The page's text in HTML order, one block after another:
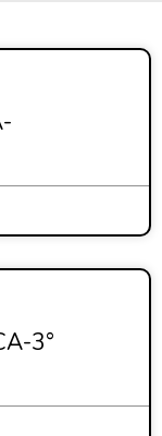
3°